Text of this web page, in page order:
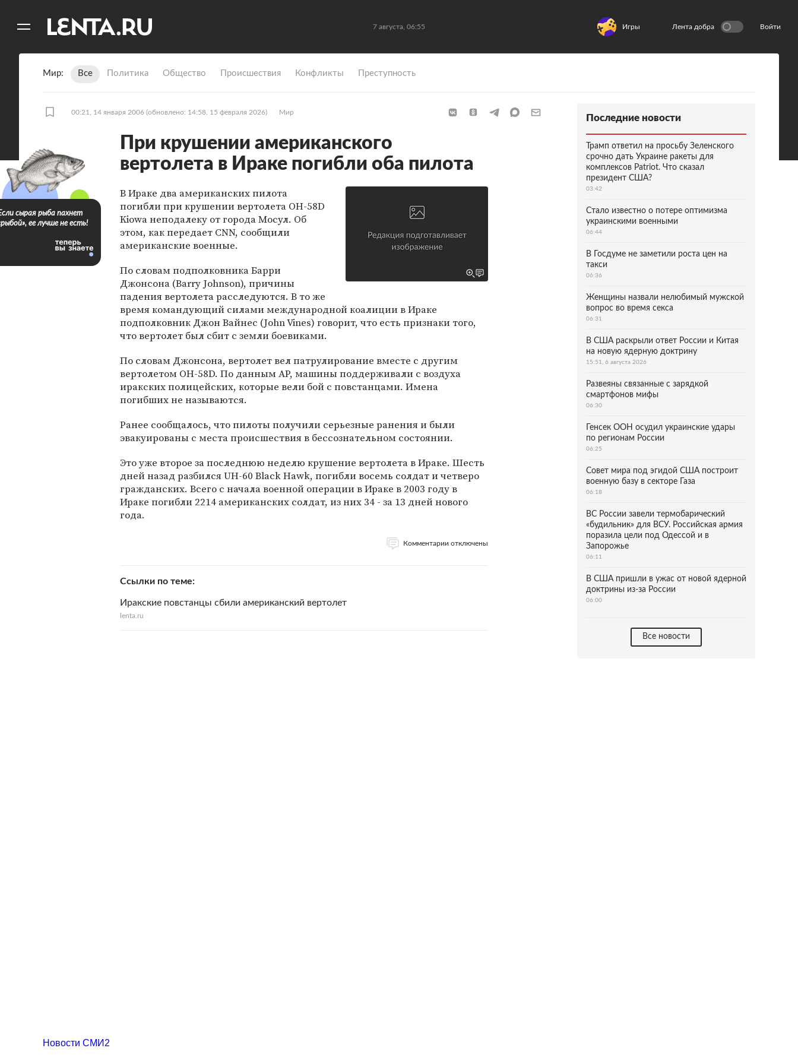
7 августа, 06:55 Игры Лента добра Войти
Мир Все Политика Общество Происшествия Конфликты Преступность
00:21, 14 января 2006 (обновлено: 14:58, 15 февраля 2026) Мир
При крушении американского
вертолета в Ираке погибли оба пилота
В Ираке два американских пилота
погибли при крушении вертолета OH-58D
Kiowa неподалеку от города Мосул. Об
этом, как передает CNN, сообщили
американские военные.
По словам подполковника Барри
Джонсона (Barry Johnson), причины
падения вертолета расследуются. В то же
время командующий силами международной коалиции в Ираке
подполковник Джон Вайнес (John Vines) говорит, что есть признаки того,
что вертолет был сбит с земли боевиками.
По словам Джонсона, вертолет вел патрулирование вместе с другим
вертолетом OH-58D. По данным AP, машины поддерживали с воздуха
иракских полицейских, которые вели бой с повстанцами. Имена
погибших не называются.
Ранее сообщалось, что пилоты получили серьезные ранения и были
эвакуированы с места происшествия в бессознательном состоянии.
Это уже второе за последнюю неделю крушение вертолета в Ираке. Шесть
дней назад разбился UH-60 Black Hawk, погибли восемь солдат и четверо
гражданских. Всего с начала военной операции в Ираке в 2003 году в
Ираке погибли 2214 американских солдат, из них 34 - за 13 дней нового
года.
Комментарии отключены
Ссылки по теме
Иракские повстанцы сбили американский вертолет
lenta.ru
сырая рыба пахнет
ее лучше не есть!
Последние новости
Трамп ответил на просьбу Зеленского
срочно дать Украине ракеты для
комплексов Patriot. Что сказал
президент США?
03:42
Стало известно о потере оптимизма
украинскими военными
06:44
В Госдуме не заметили роста цен на
такси
06:36
Женщины назвали нелюбимый мужской
вопрос во время секса
06:31
В США раскрыли ответ России и Китая
на новую ядерную доктрину
15:51, 6 августа 2026
Развеяны связанные с зарядкой
смартфонов мифы
06:30
Генсек ООН осудил украинские удары
по регионам России
06:25
Совет мира под эгидой США построит
военную базу в секторе Газа
06:18
ВС России завели термобарический
«будильник» для ВСУ. Российская армия
поразила цели под Одессой и в
Запорожье
06:11
В США пришли в ужас от новой ядерной
доктрины из-за России
06:00
Все новости
Новости СМИ2